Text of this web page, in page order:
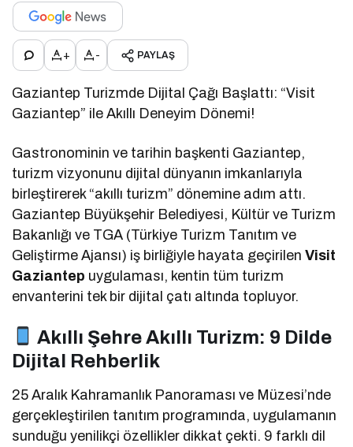
+ - PAYLAŞ
Gaziantep Turizmde Dijital Çağı Başlattı: “Visit
Gaziantep” ile Akıllı Deneyim Dönemi!
Gastronominin ve tarihin başkenti Gaziantep,
turizm vizyonunu dijital dünyanın imkanlarıyla
birleştirerek “akıllı turizm” dönemine adım attı.
Gaziantep Büyükşehir Belediyesi, Kültür ve Turizm
Bakanlığı ve TGA (Türkiye Turizm Tanıtım ve
Geliştirme Ajansı) iş birliğiyle hayata geçirilenVisit
Gaziantep uygulaması, kentin tüm turizm
envanterini tek bir dijital çatı altında topluyor.
Akıllı Şehre Akıllı Turizm: 9 Dilde
Dijital Rehberlik
25 Aralık Kahramanlık Panoraması ve Müzesi’nde
gerçekleştirilen tanıtım programında, uygulamanın
sunduğu yenilikçi özellikler dikkat çekti. 9 farklı dil